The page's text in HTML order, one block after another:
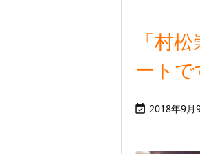
「村
ートで
 2018年9月